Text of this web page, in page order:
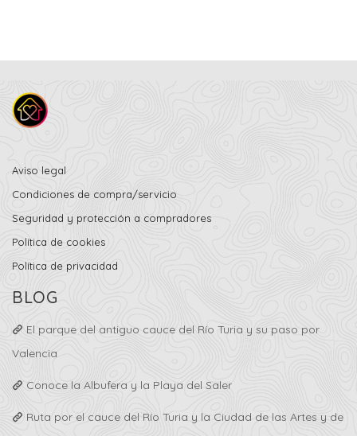
Aviso legal
Condiciones de compra/servicio
Seguridad y protección a compradores
Política de cookies
Política de privacidad
BLOG
El parque del antiguo cauce del Río Turia y su paso por
Valencia
Conoce la Albufera y la Playa del Saler
Ruta por el cauce del Río Turia y la Ciudad de las Artes y de